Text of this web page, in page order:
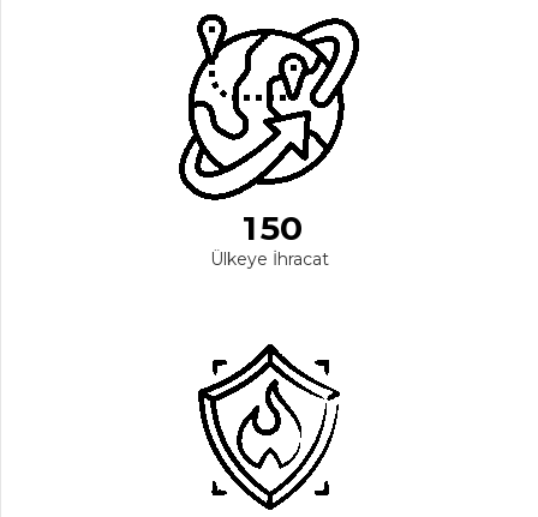
0
1
4
5
6
7
8
0
1
2
3
4
5
6
7
8
0
0
1
4
5
6
7
8
Ülkeye İhracat
0